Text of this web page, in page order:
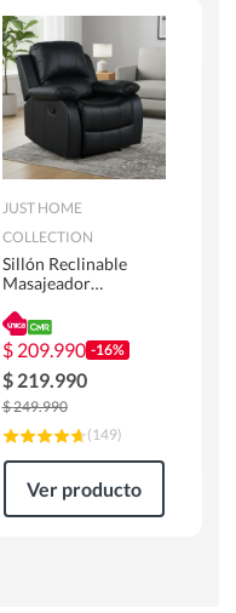
Racks y Muebles TV
JUST HOME
COLLECTION
Sillón Reclinable
Masajeador
Atlanta 91x101x94
cm Negro
$ 209.990 -16%
$ 219.990
$249.990
(149)
Ver producto